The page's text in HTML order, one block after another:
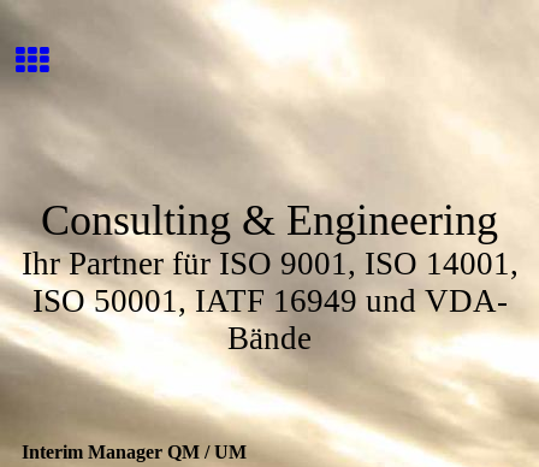
Consulting & Engineering
Ihr Partner für ISO 9001, ISO 14001,
ISO 50001, IATF 16949 und VDA-
Bände
Interim Manager QM / UM